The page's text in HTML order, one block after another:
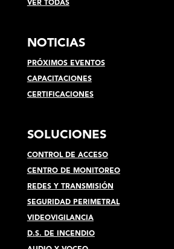
VER TODAS
NOTICIAS
PRÓXIMOS EVENTOS
CAPACITACIONES
CERTIFICACIONES
SOLUCIONES
CONTROL DE ACCESO
CENTRO DE MONITOREO
REDES Y TRANSMISIÓN
SEGURIDAD PERIMETRAL
VIDEOVIGILANCIA
D.S. DE INCENDIO